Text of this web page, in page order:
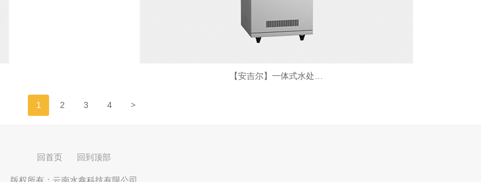
【安吉尔】一体式水处…
1 2 3 4 >
回首页 回到顶部